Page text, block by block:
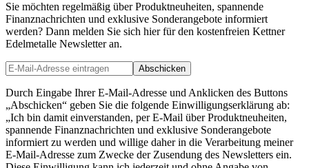
Sie möchten regelmäßig über Produktneuheiten, spannende
Finanznachrichten und exklusive Sonderangebote informiert
werden? Dann melden Sie sich hier für den kostenfreien Kettner
Edelmetalle Newsletter an.
Abschicken
Durch Eingabe Ihrer E-Mail-Adresse und Anklicken des Buttons
„Abschicken“ geben Sie die folgende Einwilligungserklärung ab:
„Ich bin damit einverstanden, per E-Mail über Produktneuheiten,
spannende Finanznachrichten und exklusive Sonderangebote
informiert zu werden und willige daher in die Verarbeitung meiner
E-Mail-Adresse zum Zwecke der Zusendung des Newsletters ein.